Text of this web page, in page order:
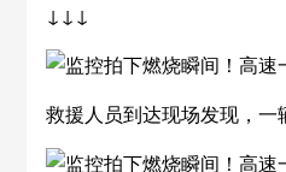
↓↓↓
救援人员到达现场发现，